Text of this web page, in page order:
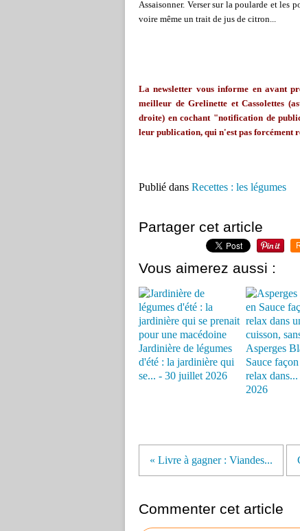
Assaisonner. Verser sur la poularde et les
voire même un trait de jus de citron...
Lanewsletter vous informe en avant
meilleur de Grelinette et Cassolettes
droite) en cochant "notification de
leur publication, qui n'est pas forcément
Publié dans Recettes : les légumes
Partager cet article
Vous aimerez aussi :
Jardinière de légumes
d'été : la jardinière qui
se... - 30 juillet 2026
Asperges
Sauce
relax
2026
« Livre à gagner : Viandes...
Commenter cet article